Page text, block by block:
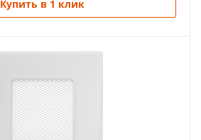
Купить в 1 клик